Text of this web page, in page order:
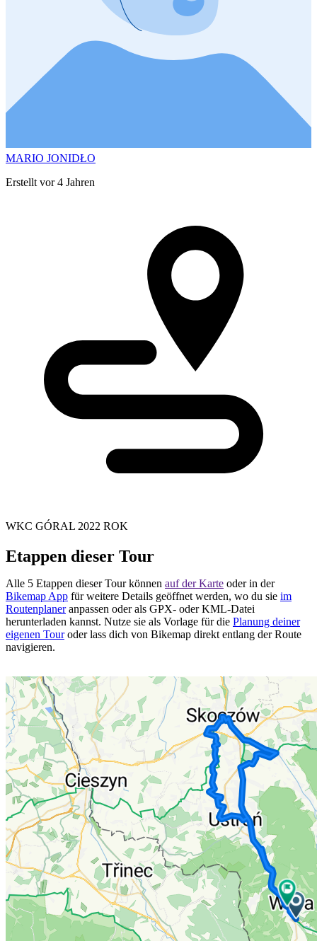
MARIO JONIDŁO
Erstellt vor 4 Jahren
WKC GÓRAL 2022 ROK
Etappen dieser Tour
Alle 5 Etappen dieser Tour können auf der Karte oder in der
Bikemap App für weitere Details geöffnet werden, wo du sie im
Routenplaneranpassen oder als GPX- oder KML-Datei
herunterladen kannst. Nutze sie als Vorlage für die Planung deiner
eigenen Touroder lass dich von Bikemap direkt entlang der Route
navigieren.